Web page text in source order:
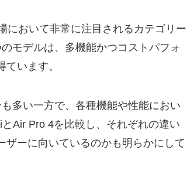
において非常に注目されるカテゴリー
モデルは、多機能かつコストパフォ
います。
多い一方で、各種機能や性能におい
Air Pro 4を比較し、それぞれの違い
ーに向いているのかも明らかにして